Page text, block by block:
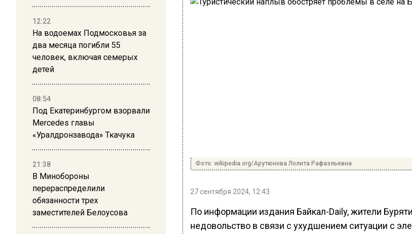
12:22
На водоемах Подмосковья за
два месяца погибли 55
человек, включая семерых
детей
08:54
Под Екатеринбургом взорвали
Mercedes главы
«Уралдронзавода» Ткачука
21:38
В Минобороны
перераспределили
обязанности трех
заместителей Белоусова
Фото: wikipedia.org/Арутюнова Лолита Рафаэльевна
27 сентября 2024, 12:43
По информации издания Байкал-Daily, жители
недовольство в связи с ухудшением ситуации с